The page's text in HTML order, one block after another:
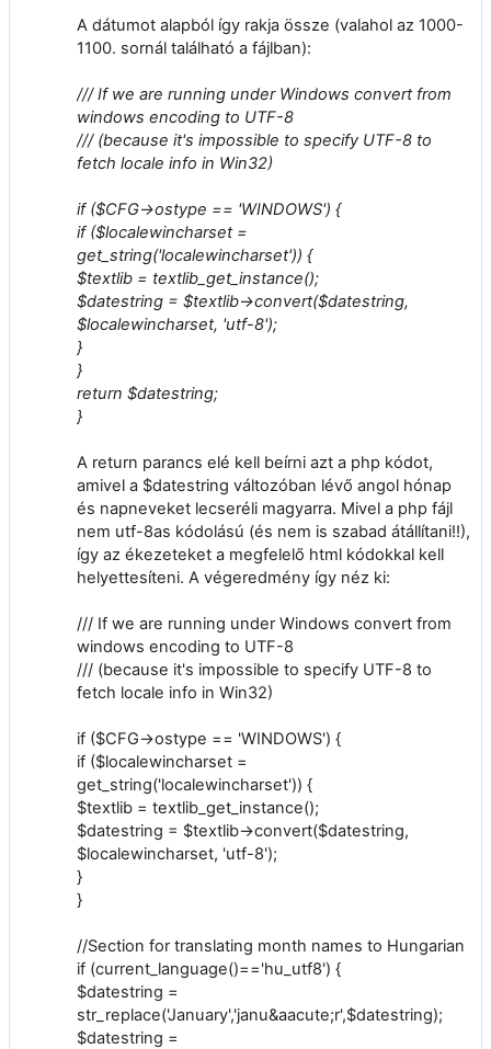
A dátumot alapból így rakja össze (valahol az 1000-
1100. sornál található a fájlban):
/// If we are running under Windows convert from
windows encoding to UTF-8
/// (because it's impossible to specify UTF-8 to
fetch locale info in Win32)
if ($CFG->ostype == 'WINDOWS') {
if ($localewincharset =
get_string('localewincharset')) {
$textlib = textlib_get_instance();
$datestring = $textlib->convert($datestring,
$localewincharset, 'utf-8');
}
}
return $datestring;
}
A return parancs elé kell beírni azt a php kódot,
amivel a $datestring változóban lévő angol hónap
és napneveket lecseréli magyarra. Mivel a php fájl
nem utf-8as kódolású (és nem is szabad átállítani!!),
így az ékezeteket a megfelelő html kódokkal kell
helyettesíteni. A végeredmény így néz ki:
/// If we are running under Windows convert from
windows encoding to UTF-8
/// (because it's impossible to specify UTF-8 to
fetch locale info in Win32)
if ($CFG->ostype == 'WINDOWS') {
if ($localewincharset =
get_string('localewincharset')) {
$textlib = textlib_get_instance();
$datestring = $textlib->convert($datestring,
$localewincharset, 'utf-8');
}
}
//Section for translating month names to Hungarian
if (current_language()=='hu_utf8') {
$datestring =
str_replace('January','janu&aacute;r',$datestring);
$datestring =